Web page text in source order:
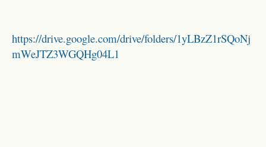
https://drive.google.com/drive/folders/1yLBzZ1rSQoNj
mWeJTZ3WGQHg04L1